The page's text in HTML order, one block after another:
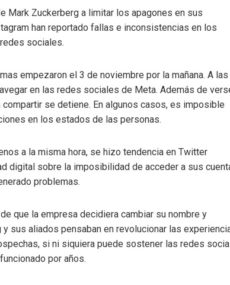
Mark Zuckerberg a limitar los apagones en sus
han reportado fallas e inconsistencias en los
sociales.
empezaron el 3 de noviembre por la mañana. A
en las redes sociales de Meta. Además de
se detiene. En algunos casos, es imposible
en los estados de las personas.
a la misma hora, se hizo tendencia en Twitter
digital sobre la imposibilidad de acceder a sus
problemas.
que la empresa decidiera cambiar su nombre y
sus aliados pensaban en revolucionar las
si ni siquiera puede sostener las redes
por años.